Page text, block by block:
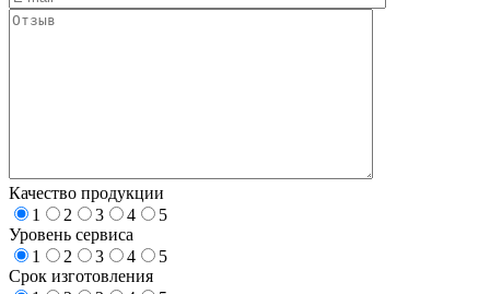
Качество продукции
1
2 3 4
5
Уровень сервиса
1
2 3 4
5
Срок изготовления